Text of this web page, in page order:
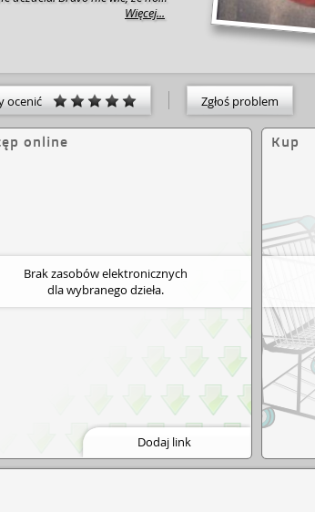
policji, tajnych służb iWięcej...
ocenić Zgłoś problem
online
Brak zasobów elektronicznych
dla wybranego dzieła.
Dodaj link
Kup